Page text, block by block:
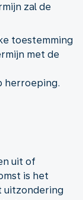
zal de
toestemming
met de
herroeping.
uit of
is het
uitzondering